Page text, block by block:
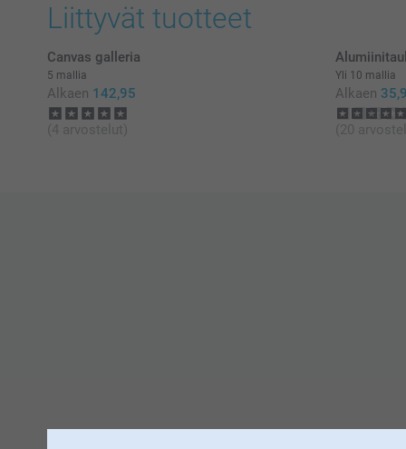
Liittyvät tuotteet
Canvas galleria
5 mallia
Alkaen 142,95
(4 arvostelut)
Yli 10 mallia
Alkaen
(20